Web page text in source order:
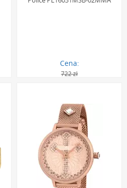
Cena:
722 zł